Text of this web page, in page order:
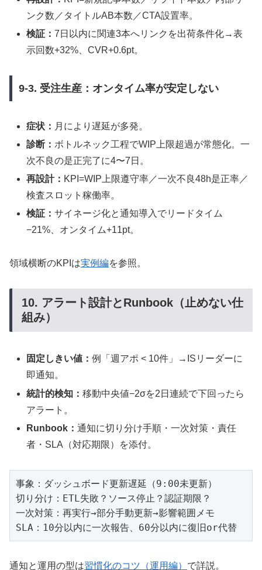
ンク数／タイトルAB本数／CTA設置率。
検証：7日以内に関連3本へリンクを出荷条件化→表
示回数+32%、CVR+0.6pt。
9-3. 受注生産：オンタイム率が安定しない
症状： 月により遅延が多発。
診断： ボトルネック工程でWIP上限超過が常態化。一
次不良の是正完了に4〜7日。
再設計： KPI=WIP上限遵守率／一次不良48h是正率／
検査スロット稼働率。
検証：サイネージ化と通知導入でリードタイム
−21%、オンタイム+11pt。
領域横断のKPIは実例編を参照。
10. アラート設計とRunbook（止めない仕
組み）
固定しきい値：例「週アポ < 10件」→ISリーダーに
即通知。
統計的検知：移動中央値−2σを2日連続で下回ったら
アラート。
Runbook：通知に切り分け手順・一次対策・責任
者・SLA（対応期限）を添付。
事象：ダッシュボード更新遅延（9:00未更新）
切り分け：ETL失敗？ソース停止？認証期限？
一次対策：再実行→部分手動更新→影響範囲メモ
通知と運用の型は習慣化のコツ（運用編） で詳説。